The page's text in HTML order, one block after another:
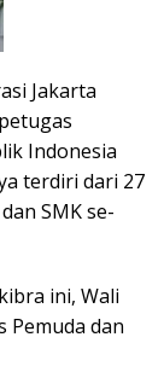
Jakarta
Indonesia
terdiri dari 27
SMK se-
ini, Wali
Pemuda dan